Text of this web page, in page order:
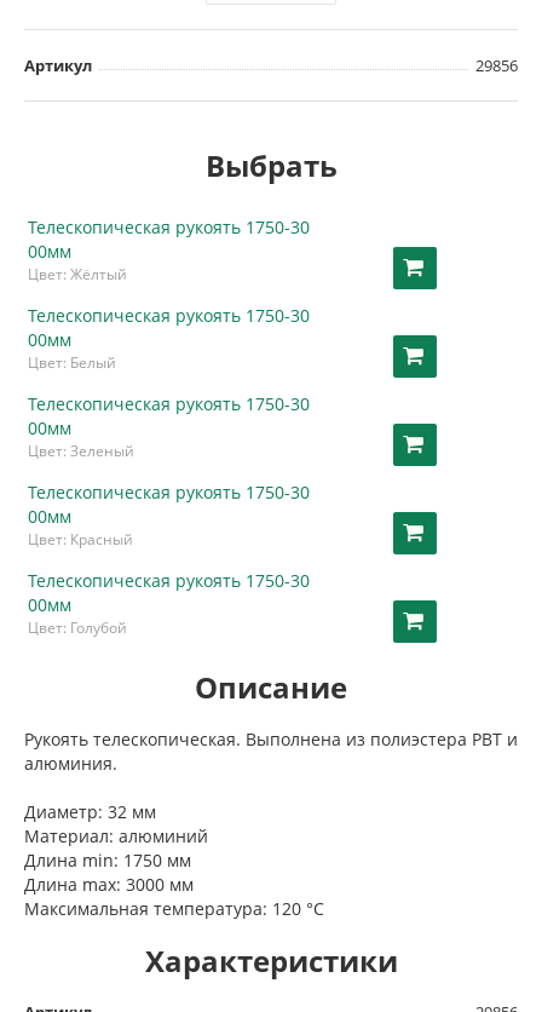
Артикул 29856
Выбрать
Телескопическая рукоять 1750-30
00мм
Цвет: Жёлтый
Телескопическая рукоять 1750-30
00мм
Цвет: Белый
Телескопическая рукоять 1750-30
00мм
Цвет: Зеленый
Телескопическая рукоять 1750-30
00мм
Цвет: Красный
Телескопическая рукоять 1750-30
00мм
Цвет: Голубой
Описание
Рукоять телескопическая. Выполнена из полиэстера РВТ и
алюминия.
Диаметр: 32 мм
Материал: алюминий
Длина min: 1750 мм
Длина max: 3000 мм
Максимальная температура: 120 °С
Характеристики